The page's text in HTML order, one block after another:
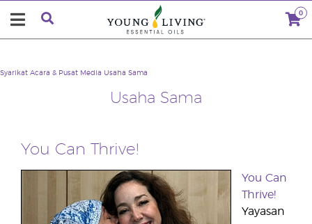
0
Usaha Sama
Syarikat Acara & Pusat Media Usaha Sama
You Can Thrive!
You Can
Thrive!
Yayasan